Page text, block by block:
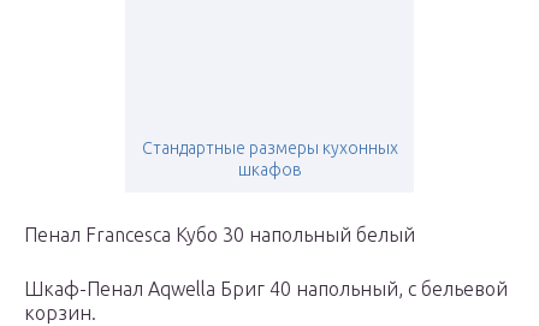
Стандартные размеры кухонных
шкафов
Пенал Francesca Кубо 30 напольный белый
Шкаф-Пенал Aqwella Бриг 40 напольный, с бельевой
корзин.